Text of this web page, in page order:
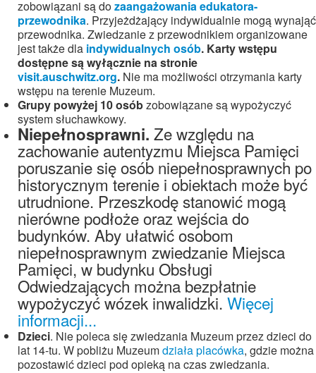
zobowiązani są dozaangażowania edukatora-
przewodnika. Przyjeżdżający indywidualnie mogą wynająć
przewodnika. Zwiedzanie z przewodnikiem organizowane
jest także dla indywidualnych osób. Karty wstępu
dostępne są wyłącznie na stronie
visit.auschwitz.org. Nie ma możliwości otrzymania karty
wstępu na terenie Muzeum.
Grupy powyżej 10 osóbzobowiązane są wypożyczyć
system słuchawkowy.
Niepełnosprawni. Ze względu na
zachowanie autentyzmu Miejsca Pamięci
poruszanie się osób niepełnosprawnych po
historycznym terenie i obiektach może być
utrudnione. Przeszkodę stanowić mogą
nierówne podłoże oraz wejścia do
budynków. Aby ułatwić osobom
niepełnosprawnym zwiedzanie Miejsca
Pamięci, w budynku Obsługi
Odwiedzających można bezpłatnie
wypożyczyć wózek inwalidzki. Więcej
informacji...
Dzieci. Nie poleca się zwiedzania Muzeum przez dzieci do
lat 14-tu. W pobliżu Muzeumdziała placówka, gdzie można
pozostawić dzieci pod opieką na czas zwiedzania.